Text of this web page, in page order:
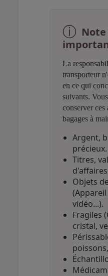
ⓘ Note
La
transporteur
en ce qui
suivants.
conserver ces
bagages à
Argent,
précieux.
Titres,
Objets
vidéo...).
Fragiles
cristal,